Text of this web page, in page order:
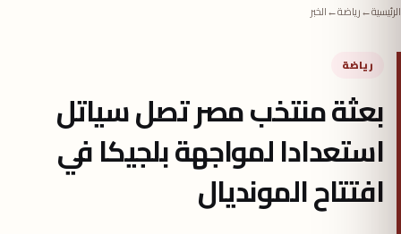
الرئيسية←رياضة←الخبر
رياضة
بعثة منتخب مصر تصل سياتل
استعدادا لمواجهة بلجيكا في
افتتاح المونديال